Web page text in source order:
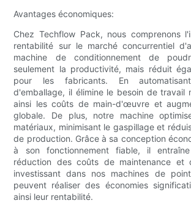
Avantages économiques:
Chez Techflow Pack, nous comprenons
rentabilité sur le marché concurrentiel
machine de conditionnement de
seulement la productivité, mais réduit
pour les fabricants. En
d'emballage, il élimine le besoin de travail
ainsi les coûts de main-d'œuvre et
globale. De plus, notre machine
matériaux, minimisant le gaspillage et
de production. Grâce à sa conception
à son fonctionnement fiable, il
réduction des coûts de maintenance et
investissant dans nos machines de
peuvent réaliser des économies
ainsi leur rentabilité.